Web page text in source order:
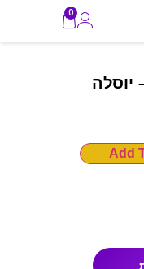
0
יוסלה
Add